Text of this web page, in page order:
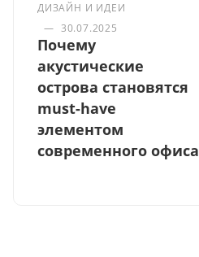
ДИЗАЙН И ИДЕИ
— 30.07.2025
Почему
акустические
острова становятся
must-have
элементом
современного офиса